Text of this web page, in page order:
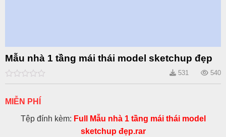
Mẫu nhà 1 tầng mái thái model sketchup đẹp
0
of
531 540
MIỄN PHÍ
Tệp đính kèm: Full Mẫu nhà 1 tầng mái thái model
sketchup đẹp.rar